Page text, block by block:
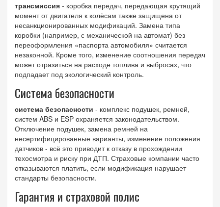
трансмиссия - коробка передач, передающая крутящий
момент от двигателя к колёсам также защищена от
несанкционированных модификаций. Замена типа
коробки (например, с механической на автомат) без
переоформления «паспорта автомобиля» считается
незаконной. Кроме того, изменение соотношения передач
может отразиться на расходе топлива и выбросах, что
подпадает под экологический контроль.
Система безопасности
система безопасности - комплекс подушек, ремней,
систем ABS и ESP охраняется законодательством.
Отключение подушек, замена ремней на
несертифицированные варианты, изменение положения
датчиков - всё это приводит к отказу в прохождении
техосмотра и риску при ДТП. Страховые компании часто
отказываются платить, если модификация нарушает
стандарты безопасности.
Гарантия и страховой полис